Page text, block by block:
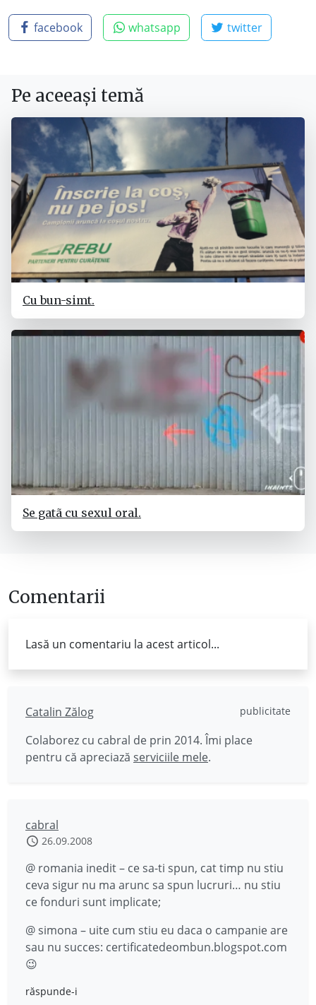
facebook whatsapp twitter
Pe aceeași temă
Cu bun-simt.
Se gatã cu sexul oral.
Comentarii
Lasă un comentariu la acest articol...
Catalin Zălog publicitate
Colaborez cu cabral de prin 2014. Îmi place
pentru că apreciază serviciile mele.
cabral
26.09.2008
@ romania inedit – ce sa-ti spun, cat timp nu stiu
ceva sigur nu ma arunc sa spun lucruri… nu stiu
ce fonduri sunt implicate;
@ simona – uite cum stiu eu daca o campanie are
sau nu succes: certificatedeombun.blogspot.com
😉
răspunde-i